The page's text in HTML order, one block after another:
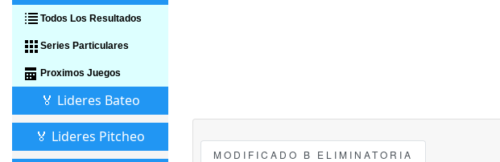
Todos Los Resultados
Series Particulares
Proximos Juegos
🏅 Lideres Bateo
🏅 Lideres Pitcheo
MODIFICADO B ELIMINATORIA